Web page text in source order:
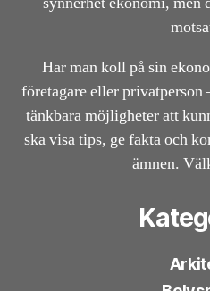
Har man koll på sin
företagare eller privatperson
tänkbara möjligheter att
ska visa tips, ge fakta och
ämnen.